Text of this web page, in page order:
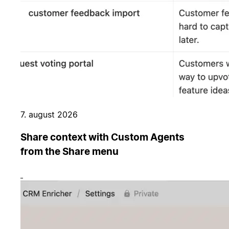
7. august 2026
Share context with Custom Agents
from the Share menu